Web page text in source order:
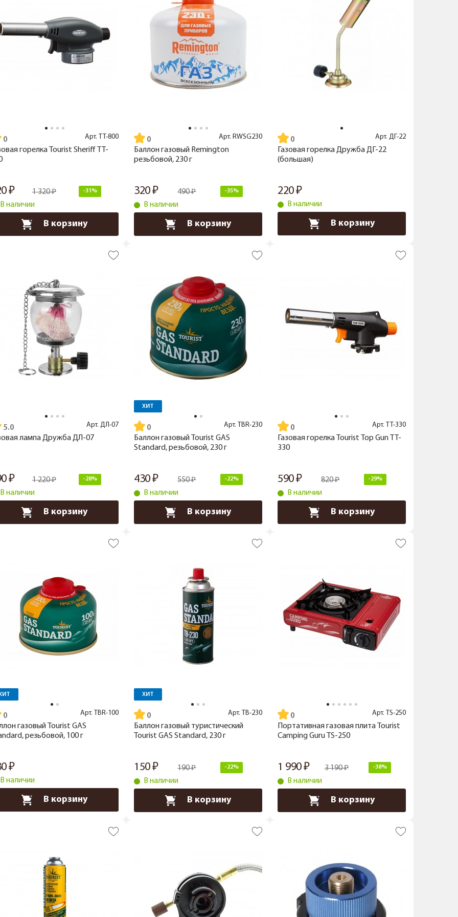
Арт. TT-800
горелка Tourist Sheriff TT-
1 320 -31%
В наличии
В корзину
Арт. RWSG230
Баллон газовый Remington
резьбовой, 230 г
320 490 -35%
В наличии
В корзину
Арт. ДГ-22
Газовая горелка Дружба ДГ-22
(большая)
220
В наличии
В корзину
5.0 Арт. ДЛ-07
лампа Дружба ДЛ-07
1 220 -28%
В наличии
В корзину
ХИТ
Арт. TBR-230
Баллон газовый Tourist GAS
Standard, резьбовой, 230 г
430 550 -22%
В наличии
В корзину
Арт. TT-330
Газовая горелка Tourist Top Gun TT-
330
590 820 -29%
В наличии
В корзину
Арт. TBR-100
газовый Tourist GAS
резьбовой, 100 г
В наличии
В корзину
ХИТ
Арт. TB-230
Баллон газовый туристический
Tourist GAS Standard, 230 г
150 190 -22%
В наличии
В корзину
Арт. TS-250
Портативная газовая плита Tourist
Camping Guru TS-250
1 990 3 190 -38%
В наличии
В корзину